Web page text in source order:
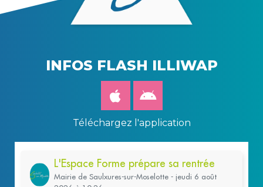
INFOS FLASH ILLIWAP
Téléchargez l'application